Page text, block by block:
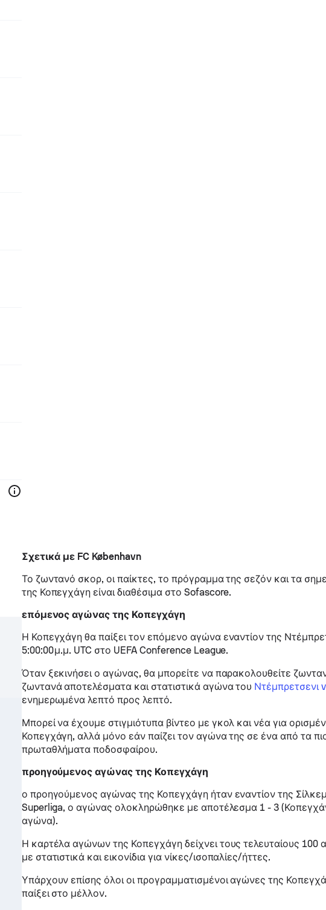
Σχετικά με FC København
Το ζωντανό σκορ, οι παίκτες, το πρόγραμμα της σεζόν και τα
της Κοπεγχάγη είναι διαθέσιμα στο Sofascore.
επόμενος αγώνας της Κοπεγχάγη
Η Κοπεγχάγη θα παίξει τον επόμενο αγώνα εναντίον της
5:00:00 μ.μ. UTC στο UEFA Conference League.
Όταν ξεκινήσει ο αγώνας, θα μπορείτε να παρακολουθείτε
ζωντανά αποτελέσματα και στατιστικά αγώνα του Ντέμπρετσενι
ενημερωμένα λεπτό προς λεπτό.
Μπορεί να έχουμε στιγμιότυπα βίντεο με γκολ και νέα για
Κοπεγχάγη, αλλά μόνο εάν παίζει τον αγώνα της σε ένα από τα
πρωταθλήματα ποδοσφαίρου.
προηγούμενος αγώνας της Κοπεγχάγη
ο προηγούμενος αγώνας της Κοπεγχάγη ήταν εναντίον της
Superliga, ο αγώνας ολοκληρώθηκε με αποτέλεσμα 1 - 3
αγώνα).
Η καρτέλα αγώνων της Κοπεγχάγη δείχνει τους τελευταίους
με στατιστικά και εικονίδια για νίκες/ισοπαλίες/ήττες.
Υπάρχουν επίσης όλοι οι προγραμματισμένοι αγώνες της
παίξει στο μέλλον.